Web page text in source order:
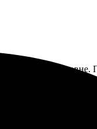
на высшем
на все